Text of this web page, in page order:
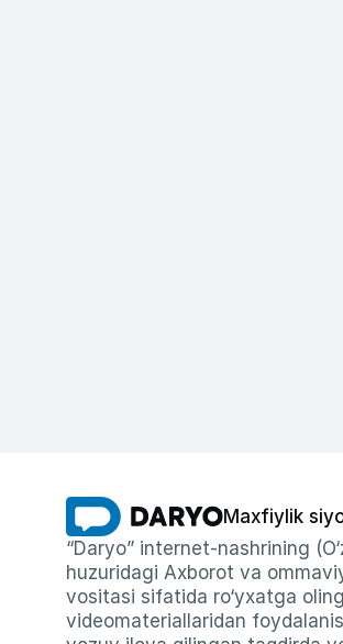
Maxfiylik
“Daryo” internet-nashrining
huzuridagi Axborot va
vositasi sifatida ro‘yxatga
videomateriallaridan